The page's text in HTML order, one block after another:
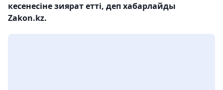
кесенесіне зиярат етті, деп хабарлайды
Zakon.kz.